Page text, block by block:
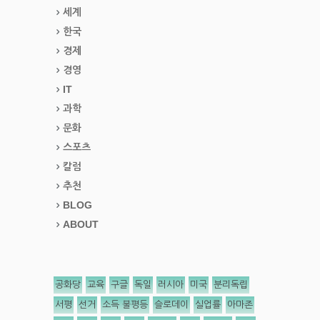
세계
한국
경제
경영
IT
과학
문화
스포츠
칼럼
추천
BLOG
ABOUT
공화당 교육 구글 독일 러시아 미국 분리독립
서평 선거 소득 불평등 슬로데이 실업률 아마존